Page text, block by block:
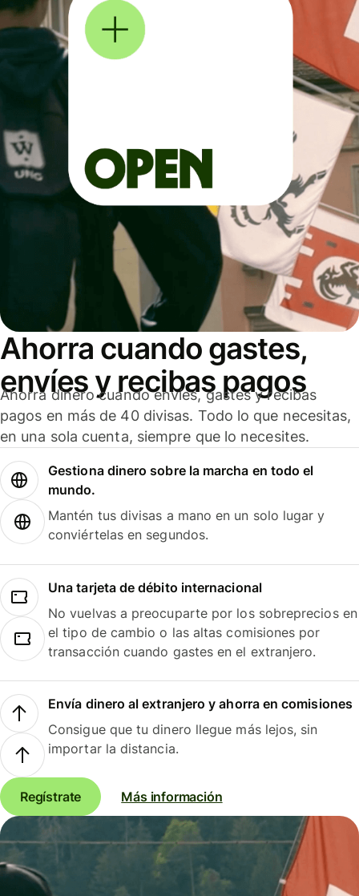
Ahorra cuando gastes,
envíes y recibas pagos
Ahorra dinero cuando envíes, gastes y recibas
pagos en más de 40 divisas. Todo lo que necesitas,
en una sola cuenta, siempre que lo necesites.
Gestiona dinero sobre la marcha en todo el
mundo.
Mantén tus divisas a mano en un solo lugar y
conviértelas en segundos.
Una tarjeta de débito internacional
No vuelvas a preocuparte por los sobreprecios en
el tipo de cambio o las altas comisiones por
transacción cuando gastes en el extranjero.
Envía dinero al extranjero y ahorra en comisiones
Consigue que tu dinero llegue más lejos, sin
importar la distancia.
Regístrate Más información